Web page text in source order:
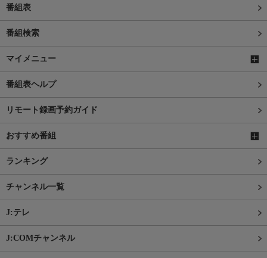
番組表
番組検索
マイメニュー
番組表ヘルプ
リモート録画予約ガイド
おすすめ番組
ランキング
チャンネル一覧
J:テレ
J:COMチャンネル